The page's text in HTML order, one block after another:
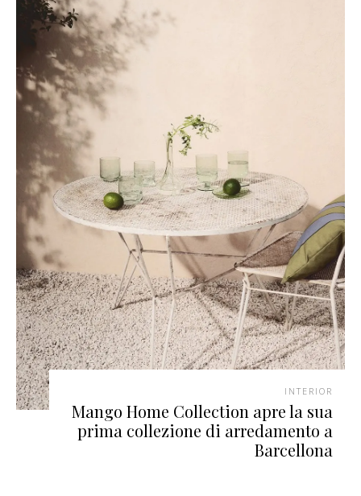
INTERIOR
Mango Home Collection apre la sua
prima collezione di arredamento a
Barcellona